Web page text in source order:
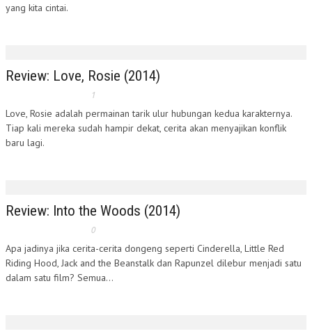
yang kita cintai.
Review: Love, Rosie (2014)
1
Love, Rosie adalah permainan tarik ulur hubungan kedua karakternya.
Tiap kali mereka sudah hampir dekat, cerita akan menyajikan konflik
baru lagi.
Review: Into the Woods (2014)
0
Apa jadinya jika cerita-cerita dongeng seperti Cinderella, Little Red
Riding Hood, Jack and the Beanstalk dan Rapunzel dilebur menjadi satu
dalam satu film? Semua...